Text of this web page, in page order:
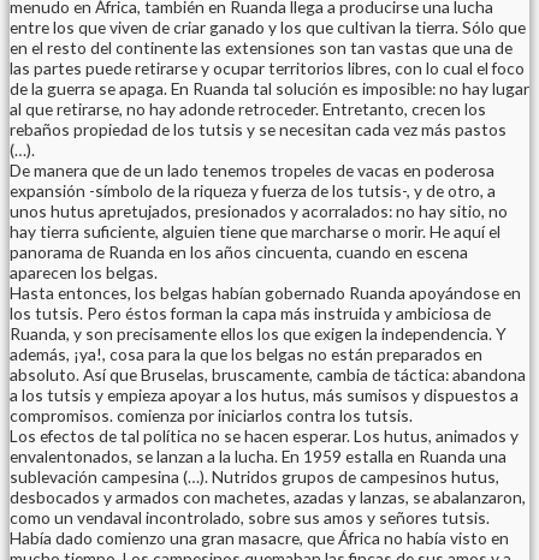
menudo en África, también en Ruanda llega a producirse una lucha
entre los que viven de criar ganado y los que cultivan la tierra. Sólo que
en el resto del continente las extensiones son tan vastas que una de
las partes puede retirarse y ocupar territorios libres, con lo cual el foco
de la guerra se apaga. En Ruanda tal solución es imposible: no hay lugar
al que retirarse, no hay adonde retroceder. Entretanto, crecen los
rebaños propiedad de los tutsis y se necesitan cada vez más pastos
(…).
De manera que de un lado tenemos tropeles de vacas en poderosa
expansión -símbolo de la riqueza y fuerza de los tutsis-, y de otro, a
unos hutus apretujados, presionados y acorralados: no hay sitio, no
hay tierra suficiente, alguien tiene que marcharse o morir. He aquí el
panorama de Ruanda en los años cincuenta, cuando en escena
aparecen los belgas.
Hasta entonces, los belgas habían gobernado Ruanda apoyándose en
los tutsis. Pero éstos forman la capa más instruida y ambiciosa de
Ruanda, y son precisamente ellos los que exigen la independencia. Y
además, ¡ya!, cosa para la que los belgas no están preparados en
absoluto. Así que Bruselas, bruscamente, cambia de táctica: abandona
a los tutsis y empieza apoyar a los hutus, más sumisos y dispuestos a
compromisos. comienza por iniciarlos contra los tutsis.
Los efectos de tal política no se hacen esperar. Los hutus, animados y
envalentonados, se lanzan a la lucha. En 1959 estalla en Ruanda una
sublevación campesina (…). Nutridos grupos de campesinos hutus,
desbocados y armados con machetes, azadas y lanzas, se abalanzaron,
como un vendaval incontrolado, sobre sus amos y señores tutsis.
Había dado comienzo una gran masacre, que África no había visto en